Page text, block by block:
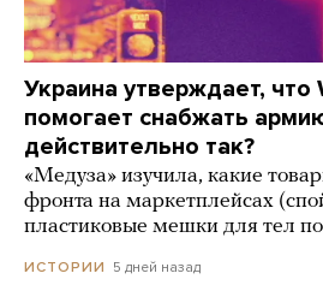
Украина утверждает, что
помогает снабжать
действительно так?
«Медуза» изучила, какие
фронта на маркетплейсах
пластиковые мешки для тел
ИСТОРИИ 5 дней назад